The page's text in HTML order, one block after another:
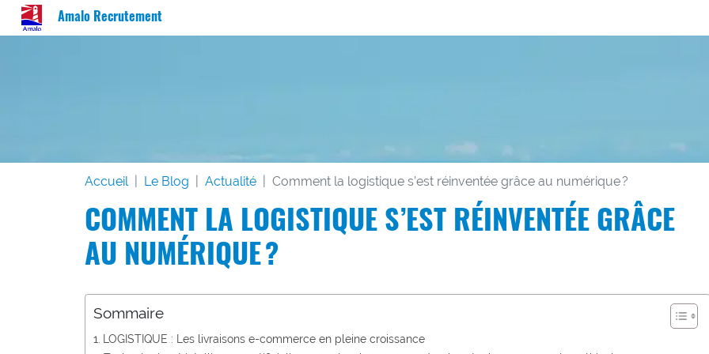
Amalo Recrutement
Accueil Le Blog Actualité Comment la logistique s’est réinventée grâce au numérique ?
COMMENT LA LOGISTIQUE S’EST RÉINVENTÉE GRÂCE
AU NUMÉRIQUE ?
Sommaire
LOGISTIQUE : Les livraisons e-commerce en pleine croissance